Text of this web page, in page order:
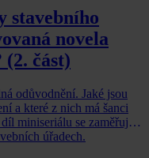
stavebního
novela
(2. část)
odůvodnění. Jaké jsou
a které z nich má šanci
miniseriálu se zaměřuje
úřadech.